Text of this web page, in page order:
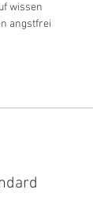
wissen
angstfrei